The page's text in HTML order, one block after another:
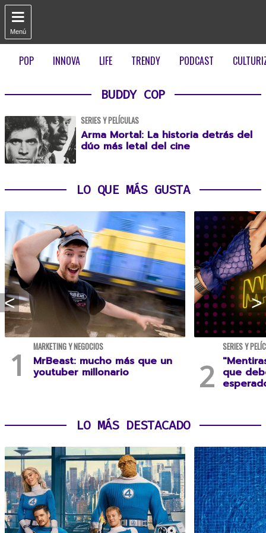

Menú
POP INNOVA LIFE TRENDY PODCAST
BUDDY COP
SERIES Y PELÍCULAS
Arma Mortal: La historia detrás del
dúo más letal del cine
LO QUE MÁS GUSTA
MARKETING Y NEGOCIOS
MrBeast: mucho más que un
youtuber millonario
SERIES Y
que
LO MÁS DESTACADO